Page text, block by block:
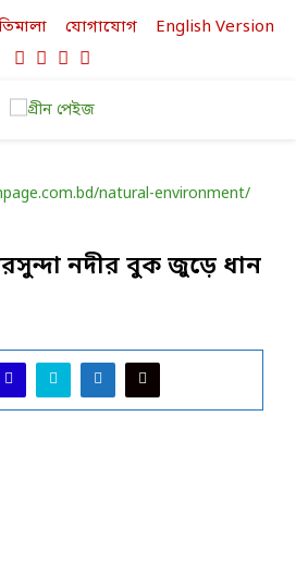
যোগাযোগ English Version
Facebook
TwitterLinkedin
নদীর বুক জুড়ে ধান